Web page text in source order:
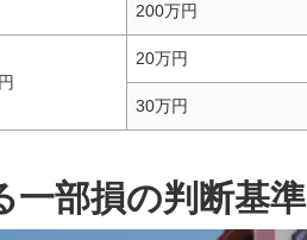
200万円
20万円
30万円
一部損の判断基準